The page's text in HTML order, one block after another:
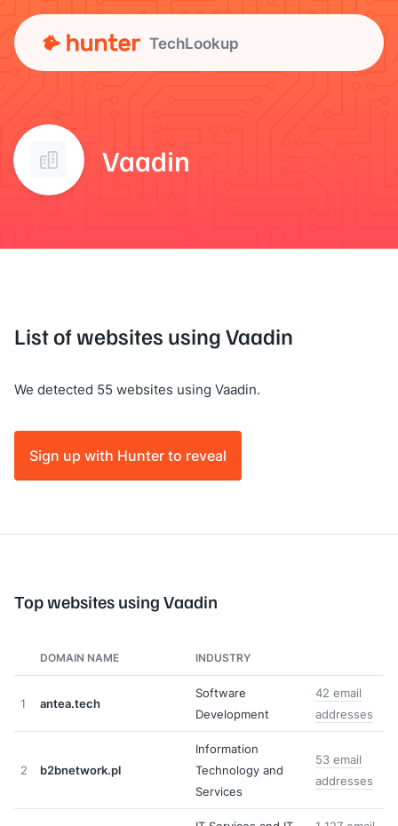
TechLookup
Vaadin
List of websites using Vaadin
We detected 55 websites using Vaadin.
Sign up with Hunter to reveal
Top websites using Vaadin
DOMAIN NAME INDUSTRY
1 antea.tech
Software
Development
42 email
addresses
2 b2bnetwork.pl
Information
Technology and
Services
53 email
addresses